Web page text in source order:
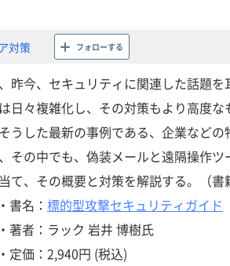
対策 フォローする
昨今、セキュリティに関連した話題を
日々複雑化し、その対策もより高度
うした最新の事例である、企業などの
その中でも、偽装メールと遠隔操作
て、その概要と対策を解説する。（書
・書名： 標的型攻撃セキュリティガイド
・著者：ラック 岩井 博樹氏
・定価：2,940円 (税込)